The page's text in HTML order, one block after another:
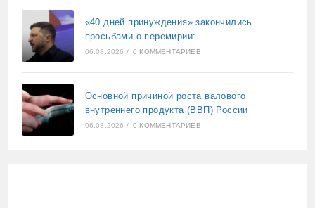
«40 дней принуждения» закончились
просьбами о перемирии:
06.08.2026 / 0 КОММЕНТАРИЕВ
Основной причиной роста валового
внутреннего продукта (ВВП) России
06.08.2026 / 0 КОММЕНТАРИЕВ